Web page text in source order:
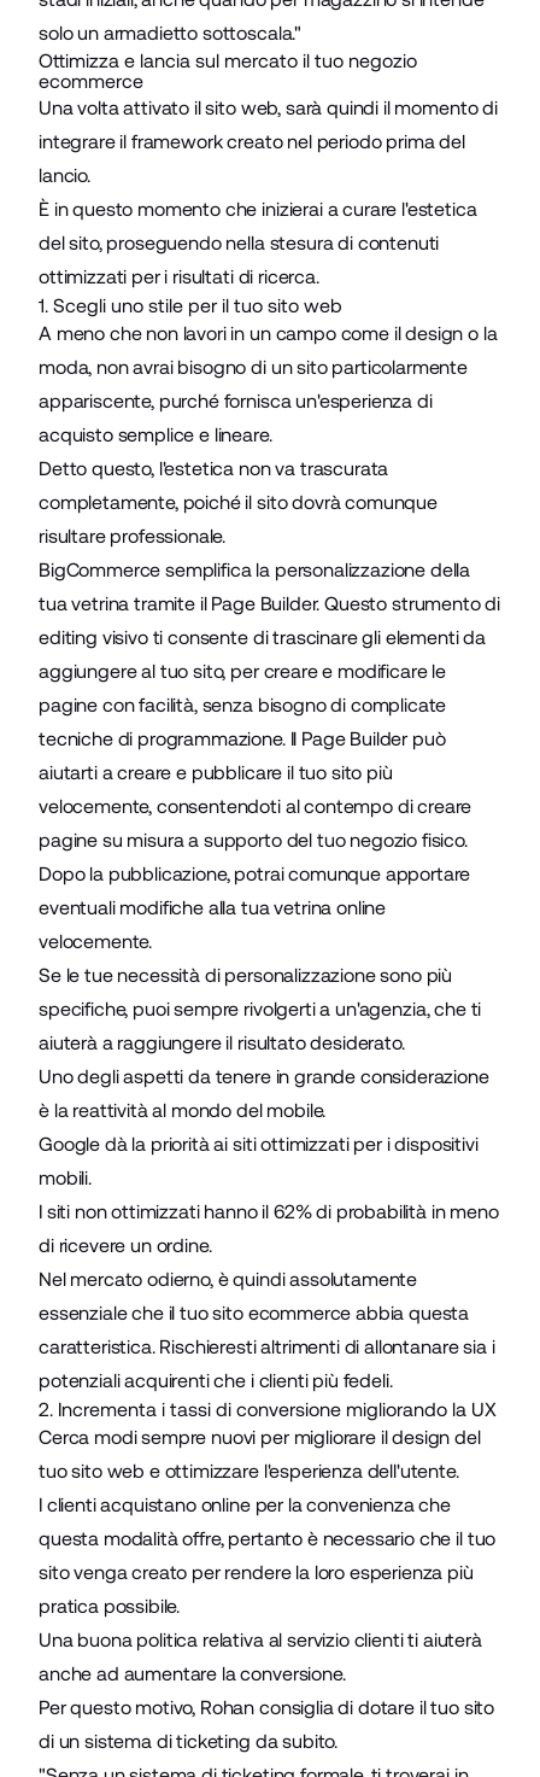
solo un armadietto sottoscala."
Ottimizza e lancia sul mercato il tuo negozio
ecommerce
Una volta attivato il sito web, sarà quindi il momento di
integrare il framework creato nel periodo prima del
lancio.
È in questo momento che inizierai a curare l'estetica
del sito, proseguendo nella stesura di contenuti
ottimizzati per i risultati di ricerca.
1. Scegli uno stile per il tuo sito web
A meno che non lavori in un campo come il design o la
moda, non avrai bisogno di un sito particolarmente
appariscente, purché fornisca un'esperienza di
acquisto semplice e lineare.
Detto questo, l'estetica non va trascurata
completamente, poiché il sito dovrà comunque
risultare professionale.
BigCommerce semplifica la personalizzazione della
tua vetrina tramite il Page Builder. Questo strumento di
editing visivo ti consente di trascinare gli elementi da
aggiungere al tuo sito, per creare e modificare le
pagine con facilità, senza bisogno di complicate
tecniche di programmazione. Il Page Builder può
aiutarti a creare e pubblicare il tuo sito più
velocemente, consentendoti al contempo di creare
pagine su misura a supporto del tuo negozio fisico.
Dopo la pubblicazione, potrai comunque apportare
eventuali modifiche alla tua vetrina online
velocemente.
Se le tue necessità di personalizzazione sono più
specifiche, puoi sempre rivolgerti a un'agenzia, che ti
aiuterà a raggiungere il risultato desiderato.
Uno degli aspetti da tenere in grande considerazione
è la reattività al mondo del mobile.
Google dà la priorità ai sitiottimizzati per i dispositivi
mobili.
I siti non ottimizzati hanno il 62% di probabilità in meno
di ricevere un ordine.
Nel mercato odierno, è quindi assolutamente
essenziale che il tuo sito ecommerce abbia questa
caratteristica. Rischieresti altrimenti di allontanare sia i
potenziali acquirenti che i clienti più fedeli.
2. Incrementa i tassi di conversione migliorando la UX
Cerca modi sempre nuovi per migliorare il design del
tuo sito web e ottimizzare l'esperienza dell'utente.
I clienti acquistano online per la convenienza che
questa modalità offre, pertanto è necessario che il tuo
sito venga creato per rendere la loro esperienza più
pratica possibile.
Una buona politica relativa al servizio clienti ti aiuterà
anche ad aumentare la conversione.
Per questo motivo, Rohan consiglia di dotare il tuo sito
di unsistema di ticketing da subito.